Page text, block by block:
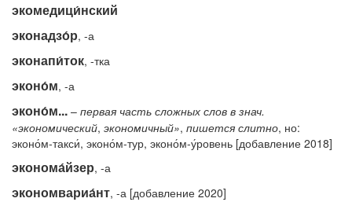
экомедици́нский
эконадзо́р, -а
эконапи́ток, -тка
эконо́м, -а
эконо́м... – первая часть сложных слов в знач.
«экономический, экономичный», пишется слитно, но:
эконо́м-такси́, эконо́м-тур, эконо́м-у́ровень [добавление 2018]
эконома́йзер, -а
экономвариа́нт, -а [добавление 2020]